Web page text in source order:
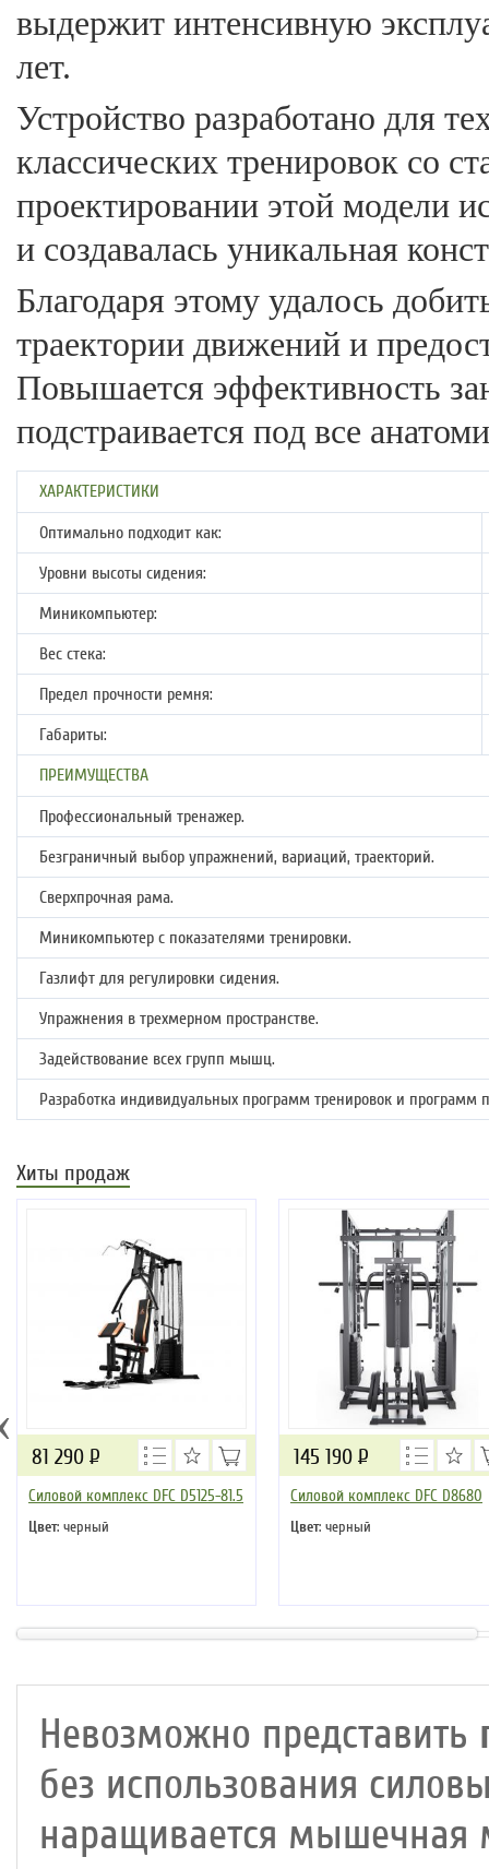
выдержит интенсивную
лет.
Устройство разработано для
классических тренировок со
проектировании этой модели
и создавалась уникальная
Благодаря этому удалось
траектории движений и
Повышается эффективность
подстраивается под все
ХАРАКТЕРИСТИКИ
Оптимально подходит как:
Уровни высоты сидения:
Миникомпьютер:
Вес стека:
Предел прочности ремня:
Габариты:
ПРЕИМУЩЕСТВА
Профессиональный тренажер.
Безграничный выбор упражнений, вариаций, траекторий.
Сверхпрочная рама.
Миникомпьютер с показателями тренировки.
Газлифт для регулировки сидения.
Упражнения в трехмерном пространстве.
Задействование всех групп мышц.
Разработка индивидуальных программ тренировок и программ
Хиты продаж
Силовой комплекс DFC D5125-81.5
Цвет: черный
81 290 Р
Силовой комплекс DFC D8680
Цвет: черный
145 190 Р
Невозможно представить
без использования
наращивается мышечная